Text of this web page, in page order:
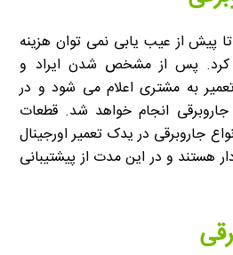
تا پیش از عیب یابی نمی توان هزینه
کرد. پس از مشخص شدن ایراد و
به مشتری اعلام می شود و در
انجام خواهد شد. قطعات
جاروبرقی در یدک تعمیر اورجینال
روزه برخوردار هستند و در این مدت از پیشتیبانی